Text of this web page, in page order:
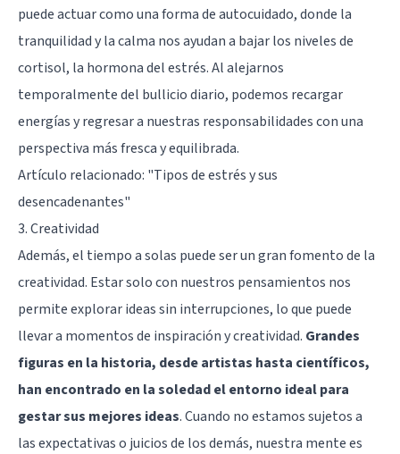
puede actuar como una forma de autocuidado, donde la
tranquilidad y la calma nos ayudan a bajar los niveles de
cortisol, la hormona del estrés. Al alejarnos
temporalmente del bullicio diario, podemos recargar
energías y regresar a nuestras responsabilidades con una
perspectiva más fresca y equilibrada.
Artículo relacionado: "Tipos de estrés y sus
desencadenantes"
3. Creatividad
Además, el tiempo a solas puede ser un gran fomento de la
creatividad. Estar solo con nuestros pensamientos nos
permite explorar ideas sin interrupciones, lo que puede
llevar a momentos de inspiración y creatividad. Grandes
figuras en la historia, desde artistas hasta científicos,
han encontrado en la soledad el entorno ideal para
gestar sus mejores ideas. Cuando no estamos sujetos a
las expectativas o juicios de los demás, nuestra mente es